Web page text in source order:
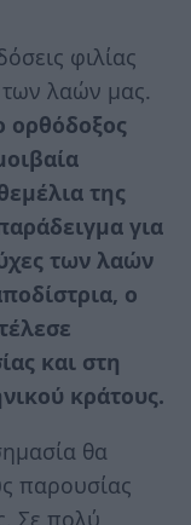
φιλίας
λαών μας.
ορθόδοξος
της
για
των λαών
ο
και στη
κράτους.
θα
παρουσίας
Σε πολύ